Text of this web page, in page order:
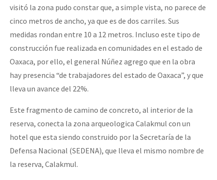
visitó la zona pudo constar que, a simple vista, no parece de
cinco metros de ancho, ya que es de dos carriles. Sus
medidas rondan entre 10 a 12 metros. Incluso este tipo de
construcción fue realizada en comunidades en el estado de
Oaxaca, por ello, el general Núñez agrego que en la obra
hay presencia “de trabajadores del estado de Oaxaca”, y que
lleva un avance del 22%.
Este fragmento de camino de concreto, al interior de la
reserva, conecta la zona arqueologica Calakmul con un
hotel que esta siendo construido por la Secretaría de la
Defensa Nacional (SEDENA), que lleva el mismo nombre de
la reserva, Calakmul.